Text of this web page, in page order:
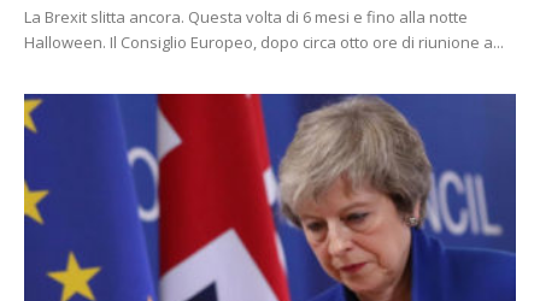
La Brexit slitta ancora. Questa volta di 6 mesi e fino alla notte
Halloween. Il Consiglio Europeo, dopo circa otto ore di riunione a...